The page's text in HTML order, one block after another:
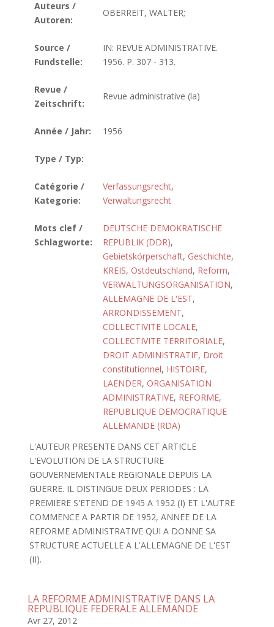
Auteurs /
Autoren:
OBERREIT, WALTER;
Source /
Fundstelle:
IN: REVUE ADMINISTRATIVE.
1956. P. 307 - 313.
Revue /
Zeitschrift:
Revue administrative (la)
Année / Jahr: 1956
Type / Typ:
Catégorie /
Kategorie:
Verfassungsrecht,
Verwaltungsrecht
Mots clef /
Schlagworte:
DEUTSCHE DEMOKRATISCHE
REPUBLIK (DDR),
Gebietskörperschaft, Geschichte,
KREIS, Ostdeutschland, Reform,
VERWALTUNGSORGANISATION,
ALLEMAGNE DE L'EST,
ARRONDISSEMENT,
COLLECTIVITE LOCALE,
COLLECTIVITE TERRITORIALE,
DROIT ADMINISTRATIF, Droit
constitutionnel, HISTOIRE,
LAENDER, ORGANISATION
ADMINISTRATIVE, REFORME,
REPUBLIQUE DEMOCRATIQUE
ALLEMANDE (RDA)
L'AUTEUR PRESENTE DANS CET ARTICLE
L'EVOLUTION DE LA STRUCTURE
GOUVERNEMENTALE REGIONALE DEPUIS LA
GUERRE. IL DISTINGUE DEUX PERIODES : LA
PREMIERE S'ETEND DE 1945 A 1952 (I) ET L'AUTRE
COMMENCE A PARTIR DE 1952, ANNEE DE LA
REFORME ADMINISTRATIVE QUI A DONNE SA
STRUCTURE ACTUELLE A L'ALLEMAGNE DE L'EST
(II).
LA REFORME ADMINISTRATIVE DANS LA
REPUBLIQUE FEDERALE ALLEMANDE
Avr 27, 2012